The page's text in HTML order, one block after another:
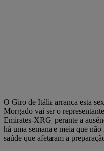
O Giro de Itália arranca esta
Morgado vai ser o
Emirates-XRG, perante a
há uma semana e meia que
saúde que afetaram a